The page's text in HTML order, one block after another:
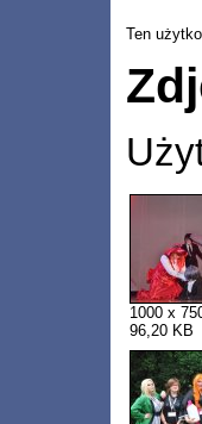
Ten
1000 x
96,20 KB